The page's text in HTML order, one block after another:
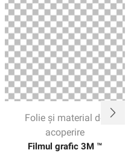
Folie și material de
acoperire
Filmul grafic 3M ™